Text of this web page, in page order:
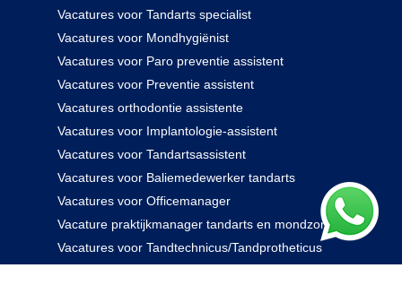
Vacatures voor Tandarts specialist
Vacatures voor Mondhygiënist
Vacatures voor Paro preventie assistent
Vacatures voor Preventie assistent
Vacatures orthodontie assistente
Vacatures voor Implantologie-assistent
Vacatures voor Tandartsassistent
Vacatures voor Baliemedewerker tandarts
Vacatures voor Officemanager
Vacature praktijkmanager tandarts en mondzorg
Vacatures voor Tandtechnicus/Tandprotheticus